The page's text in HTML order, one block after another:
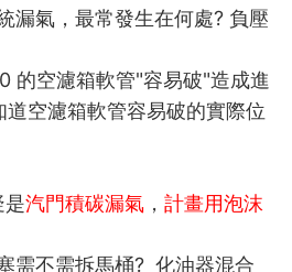
漏氣，最常發生在何處? 負壓
的空濾箱軟管"容易破"造成進
空濾箱軟管容易破的實際位
是汽門積碳漏氣 ， 計畫用泡沫
需不需拆馬桶? 化油器混合